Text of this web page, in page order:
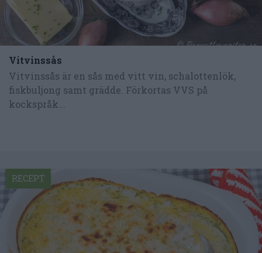
Vitvinssås
Vitvinssås är en sås med vitt vin, schalottenlök,
fiskbuljong samt grädde. Förkortas VVS på
kockspråk...
RECEPT